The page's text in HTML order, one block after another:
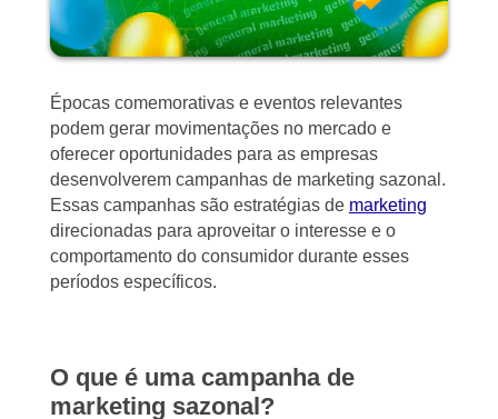
Épocas comemorativas e eventos relevantes
podem gerar movimentações no mercado e
oferecer oportunidades para as empresas
desenvolverem campanhas de marketing sazonal.
Essas campanhas são estratégias de marketing
direcionadas para aproveitar o interesse e o
comportamento do consumidor durante esses
períodos específicos.
O que é uma campanha de
marketing sazonal?